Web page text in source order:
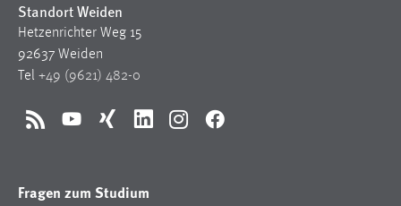
Standort Weiden
Hetzenrichter Weg 15
92637 Weiden
Tel +49 (9621) 482-0
RSS YouTubeXing LinkedInInstagramFacebook
Fragen zum Studium